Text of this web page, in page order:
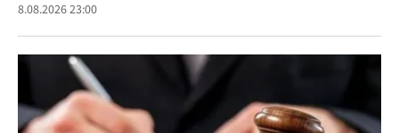
8.08.2026 23:00